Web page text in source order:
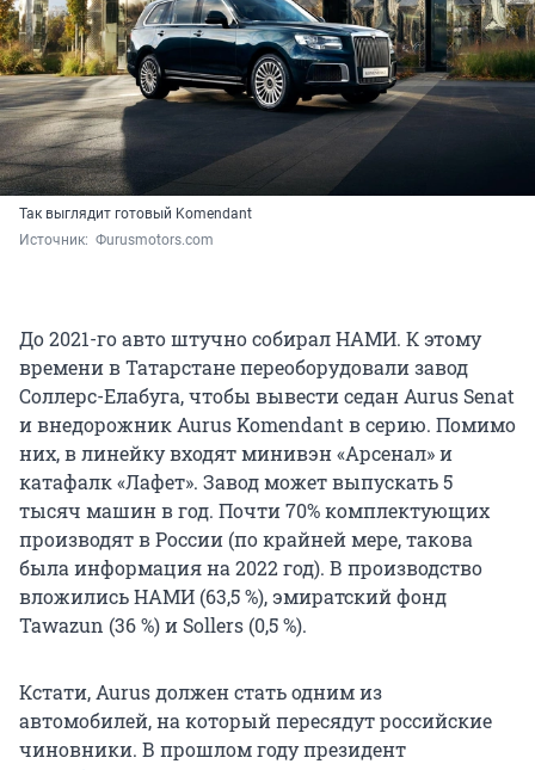
Так выглядит готовый Komendant
Источник: Фurusmotors.com
До 2021-го авто штучно собирал НАМИ. К этому
времени в Татарстане переоборудовали завод
Соллерс-Елабуга, чтобы вывести седан Aurus Senat
и внедорожник Aurus Komendant в серию. Помимо
них, в линейку входят минивэн «Арсенал» и
катафалк «Лафет». Завод может выпускать 5
тысяч машин в год. Почти 70% комплектующих
производят в России (по крайней мере, такова
была информация на 2022 год). В производство
вложились НАМИ (63,5 %), эмиратский фонд
Tawazun (36 %) и Sollers (0,5 %).
Кстати, Aurus должен стать одним из
автомобилей, на который пересядут российские
чиновники. В прошлом году президент